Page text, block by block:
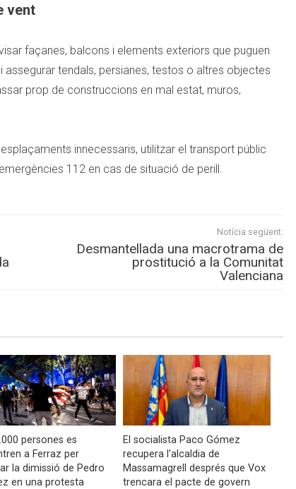
vent
façanes, balcons i elements exteriors que puguen
assegurar tendals, persianes, testos o altres objectes
prop de construccions en mal estat, muros,
innecessaris, utilitzar el transport públic
112 en cas de situació de perill.
Notícia següent:
Desmantellada una macrotrama de
prostitució a la Comunitat
Valenciana
persones es
a Ferraz per
la dimissió de Pedro
en una protesta
El socialista Paco Gómez
recupera l'alcaldia de
Massamagrell després que Vox
trencara el pacte de govern